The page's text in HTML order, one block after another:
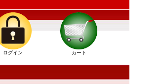
ログイン カート